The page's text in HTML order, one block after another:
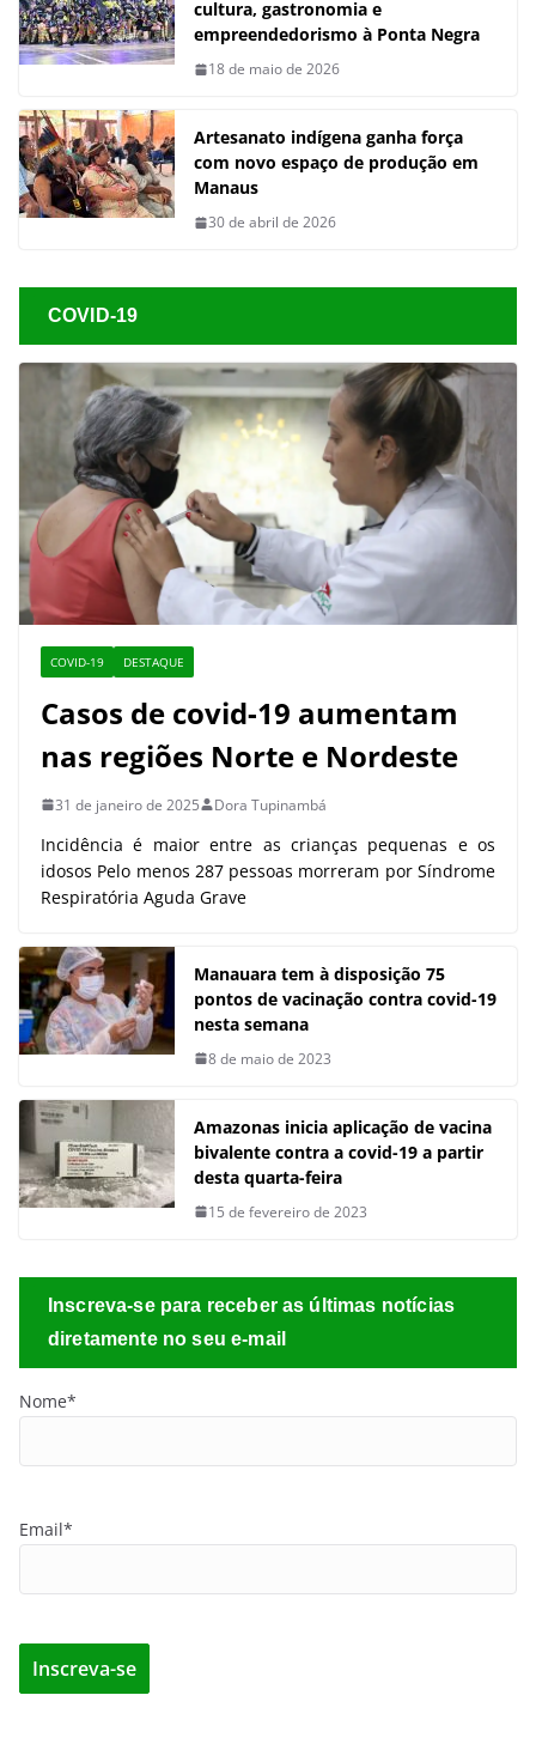
cultura, gastronomia e
empreendedorismo à Ponta Negra
18 de maio de 2026
Artesanato indígena ganha força
com novo espaço de produção em
Manaus
30 de abril de 2026
COVID-19
COVID-19 DESTAQUE
Casos de covid-19 aumentam
nas regiões Norte e Nordeste
31 de janeiro de 2025 Dora Tupinambá
Incidência é maior entre as crianças pequenas e os
idosos Pelo menos 287 pessoas morreram por Síndrome
Respiratória Aguda Grave
Manauara tem à disposição 75
pontos de vacinação contra covid-19
nesta semana
8 de maio de 2023
Amazonas inicia aplicação de vacina
bivalente contra a covid-19 a partir
desta quarta-feira
15 de fevereiro de 2023
Inscreva-se para receber as últimas notícias
diretamente no seu e-mail
Nome*
Email*